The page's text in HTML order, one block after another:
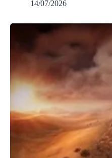
14/07/2026